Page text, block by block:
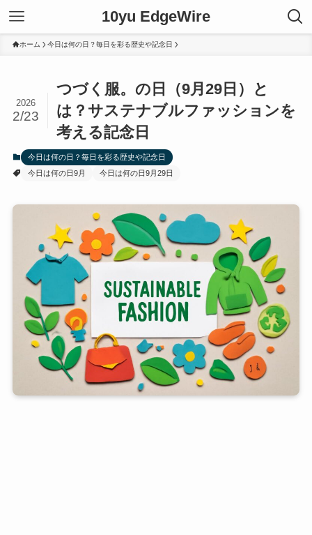
10yu EdgeWire
ホーム 今日は何の日？毎日を彩る歴史や記念日
つづく服。の日（9月29日）と
は？サステナブルファッションを
考える記念日
2026
2/23
今日は何の日？毎日を彩る歴史や記念日
今日は何の日9月
今日は何の日9月29日